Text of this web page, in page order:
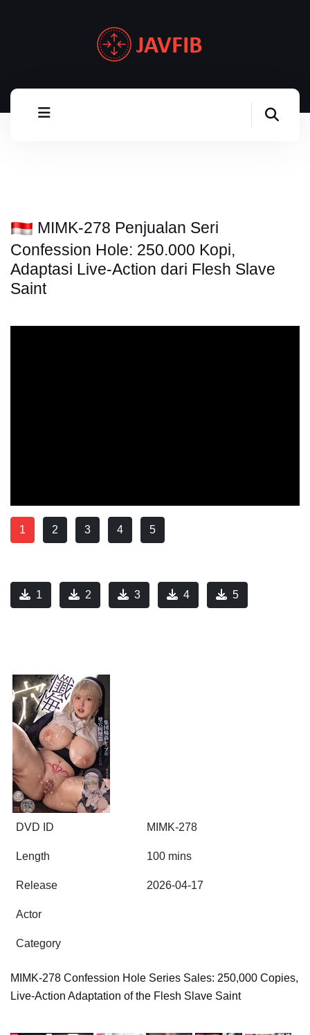
MIMK-278 Penjualan Seri
Confession Hole: 250.000 Kopi,
Adaptasi Live-Action dari Flesh Slave
Saint
1 2 3 4 5
1 2 3 4 5
DVD ID MIMK-278
Length 100 mins
Release 2026-04-17
Actor
Category
MIMK-278 Confession Hole Series Sales: 250,000 Copies,
Live-Action Adaptation of the Flesh Slave Saint